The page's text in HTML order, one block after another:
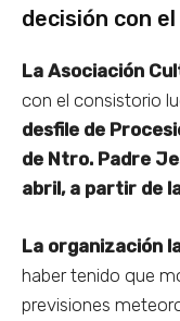
decisión con
La Asociación
con el consistorio
desfile de
de Ntro. Padre
abril, a partir de
La organización
haber tenido que
previsiones